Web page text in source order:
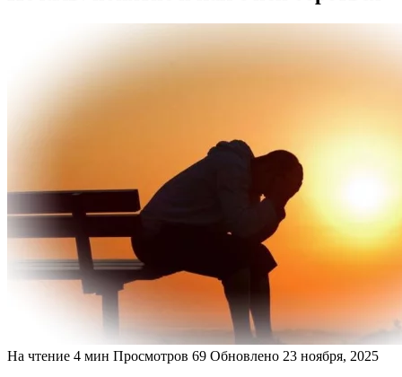
На чтение 4 мин Просмотров 69 Обновлено 23 ноября, 2025